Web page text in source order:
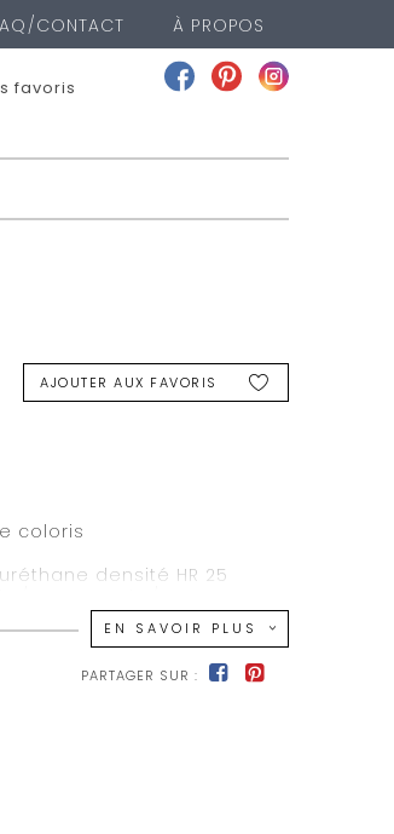
CONTACT À PROPOS
à
favoris
AJOUTER AUX FAVORIS
coloris
densité HR 25
mousse polyuréthane + 50
EN SAVOIR PLUS
PARTAGER SUR :